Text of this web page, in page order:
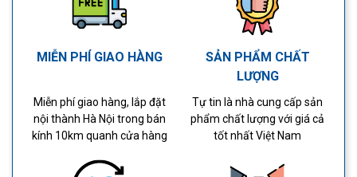
MIỄN PHÍ GIAO HÀNG
Miễn phí giao hàng, lắp đặt
nội thành Hà Nội trong bán
kính 10km quanh cửa hàng
SẢN PHẨM CHẤT
LƯỢNG
Tự tin là nhà cung cấp sản
phẩm chất lượng với giá cả
tốt nhất Việt Nam